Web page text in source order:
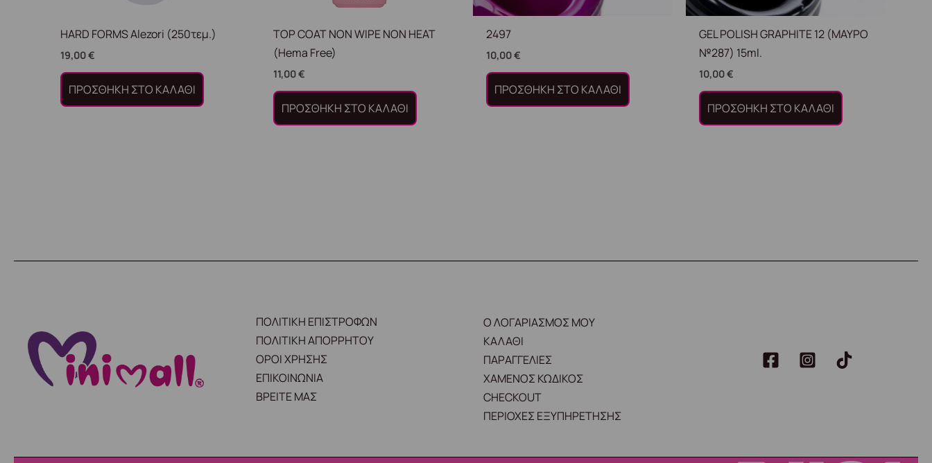
HARD FORMS Alezori (250τεμ.)
19,00€
ΠΡΟΣΘΉΚΗ ΣΤΟ ΚΑΛΆΘΙ
TOP COAT NON WIPE NON HEAT
(Hema Free)
11,00€
ΠΡΟΣΘΉΚΗ ΣΤΟ ΚΑΛΆΘΙ
2497
10,00€
ΠΡΟΣΘΉΚΗ ΣΤΟ ΚΑΛΆΘΙ
GEL POLISH GRAPHITE 12 (ΜΑΥΡΟ
№287) 15ml.
10,00€
ΠΡΟΣΘΉΚΗ ΣΤΟ ΚΑΛΆΘΙ
ΠΟΛΙΤΙΚΗ ΕΠΙΣΤΡΟΦΩΝ
ΠΟΛΙΤΙΚΗ ΑΠΟΡΡΗΤΟΥ
ΟΡΟΙ ΧΡΗΣΗΣ
ΕΠΙΚΟΙΝΩΝΙΑ
ΒΡΕΙΤΕ ΜΑΣ
Ο ΛΟΓΑΡΙΑΣΜΟΣ ΜΟΥ
ΚΑΛΑΘΙ
ΠΑΡΑΓΓΕΛΙΕΣ
ΧΑΜΕΝΟΣ ΚΩΔΙΚΟΣ
CHECKOUT
ΠΕΡΙΟΧΕΣ ΕΞΥΠΗΡΕΤΗΣΗΣ